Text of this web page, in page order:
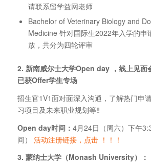
请联系留学益网老师
Bachelor of Veterinary Biology and
Medicine 针对国际生2022年入学的申
放，共分为四轮评审
2. 新南威尔士大学Open day ，线上见面
已获Offer学生专场
招生官1V1面对面深入沟通，了解热门申
习项目及未来职业规划等‼
Open day时间： 4月24日（周六）下午
间） 活动注册链接，点击 ！！！
3. 蒙纳士大学（Monash University）：